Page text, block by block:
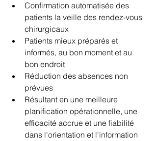
Confirmation automatisée des
patients la veille des rendez-vous
chirurgicaux
Patients mieux préparés et
informés, au bon moment et au
bon endroit
Réduction des absences non
prévues
Résultant en une meilleure
planification opérationnelle, une
efficacité accrue et une fiabilité
dans l'orientation et l'information